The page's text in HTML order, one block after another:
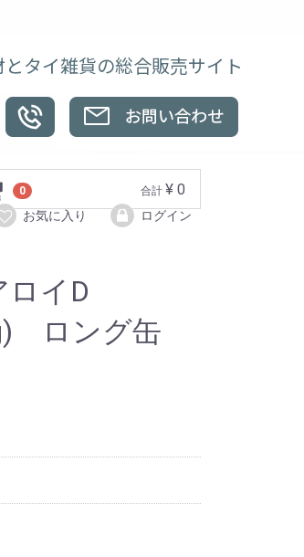
とタイ雑貨の総合販売サイト
0 合計 ¥ 0
お気に入り ログイン
ロイD
ロング缶